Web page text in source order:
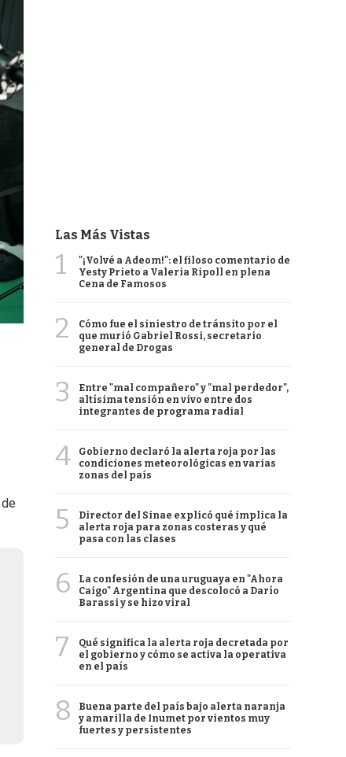
Las Más Vistas
1
"¡Volvé a Adeom!": el filoso comentario de
Yesty Prieto a Valeria Ripoll en plena
Cena de Famosos
2
Cómo fue el siniestro de tránsito por el
que murió Gabriel Rossi, secretario
general de Drogas
3
Entre "mal compañero" y "mal perdedor",
altísima tensión en vivo entre dos
integrantes de programa radial
4
Gobierno declaró la alerta roja por las
condiciones meteorológicas en varias
zonas del país
5
Director del Sinae explicó qué implica la
alerta roja para zonas costeras y qué
pasa con las clases
6
La confesión de una uruguaya en "Ahora
Caigo" Argentina que descolocó a Darío
Barassi y se hizo viral
7
Qué significa la alerta roja decretada por
el gobierno y cómo se activa la operativa
en el país
8
Buena parte del país bajo alerta naranja
y amarilla de Inumet por vientos muy
fuertes y persistentes